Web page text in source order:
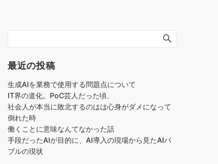
最近の投稿
生成AIを業務で使用する問題点について
IT界の道化。PoC芸人だった頃、
社会人が本当に敗北するのはは心身がダメになって
倒れた時
働くことに意味なんてなかった話
手段だったAIが目的に、AI導入の現場から見たAIバ
ブルの現状